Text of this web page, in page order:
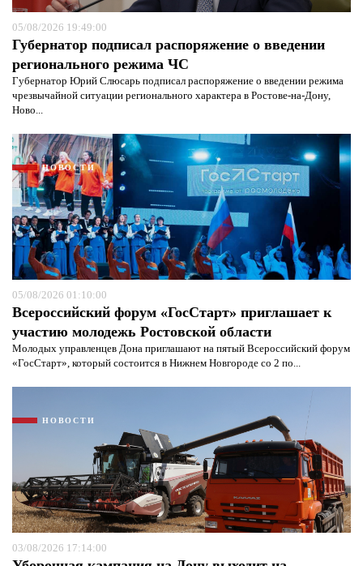
05/08/2026 19:49:00
Губернатор подписал распоряжение о введении
регионального режима ЧС
Губернатор Юрий Слюсарь подписал распоряжение о введении режима
чрезвычайной ситуации регионального характера в Ростове-на-Дону,
Ново...
НОВОСТИ
05/08/2026 01:10:00
Всероссийский форум «ГосСтарт» приглашает к
участию молодежь Ростовской области
Молодых управленцев Дона приглашают на пятый Всероссийский форум
«ГосСтарт», который состоится в Нижнем Новгороде со 2 по...
НОВОСТИ
03/08/2026 17:14:00
Я согласен с
защиты информации*
Я согласен сполитикой конфиденциальности и
защиты информации*